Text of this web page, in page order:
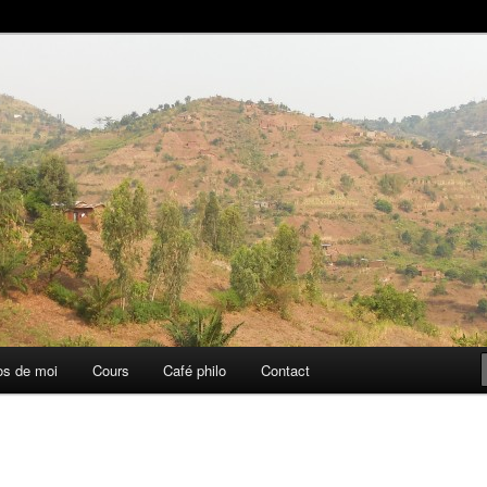
de moi Cours Café philo Contact